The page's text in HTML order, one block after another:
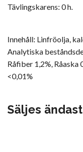
Tävlingskarens: 0 h.
Innehåll: Linfröolja,
Analytiska
Råfiber 1,2%,
<0,01%
Säljes